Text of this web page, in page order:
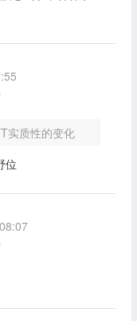
实质性的变化
位